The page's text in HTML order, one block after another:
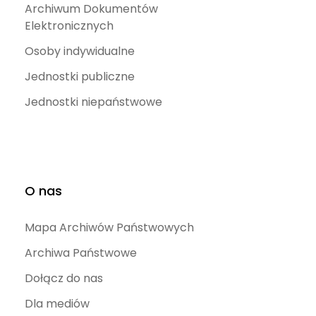
Archiwum Dokumentów
Elektronicznych
Osoby indywidualne
Jednostki publiczne
Jednostki niepaństwowe
O nas
Mapa Archiwów Państwowych
Archiwa Państwowe
Dołącz do nas
Dla mediów